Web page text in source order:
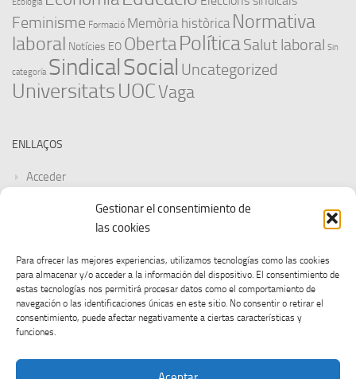
Gestionar el consentimiento de
las cookies
Para ofrecer las mejores experiencias, utilizamos tecnologías como las cookies
para almacenar y/o acceder a la información del dispositivo. El consentimiento de
estas tecnologías nos permitirá procesar datos como el comportamiento de
navegación o las identificaciones únicas en este sitio. No consentir o retirar el
consentimiento, puede afectar negativamente a ciertas características y
funciones.
Ecologia
Feminisme Formació Memòria històrica Normativa
laboral Notícies EO ObertaPolíticaSalut laboral Sin
categoría SindicalSocial Uncategorized
UniversitatsUOCVaga
ENLLAÇOS
Acceder
Feed de entradas
WordPress.org